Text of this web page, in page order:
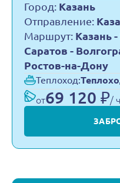
Город: Казань
Отправление:
Маршрут: Казань
Саратов -
Ростов-на-Дону
Теплоход:
от69 120 ₽/